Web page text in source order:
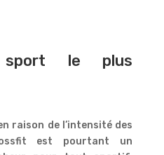
le plus
raison de l’intensité des
est pourtant un